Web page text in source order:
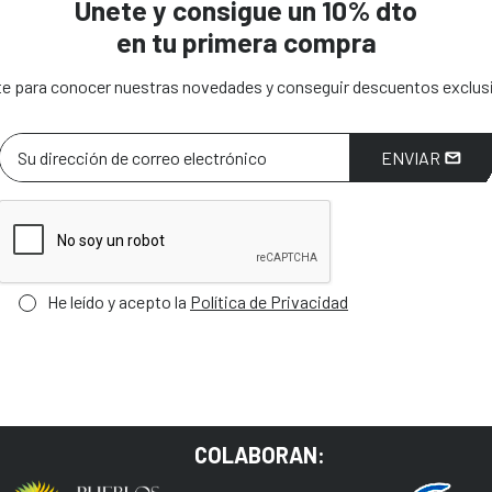
Únete y consigue un 10% dto
en tu primera compra
para conocer nuestras novedades y conseguir descuentos
ENVIAR
He leído y acepto la Política de Privacidad
COLABORAN: